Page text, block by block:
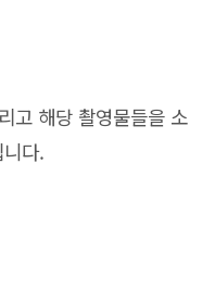
고 해당 촬영물들을 소
다.